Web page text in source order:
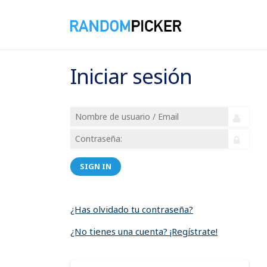
Iniciar sesión
SIGN IN
¿Has olvidado tu contraseña?
¿No tienes una cuenta? ¡Regístrate!